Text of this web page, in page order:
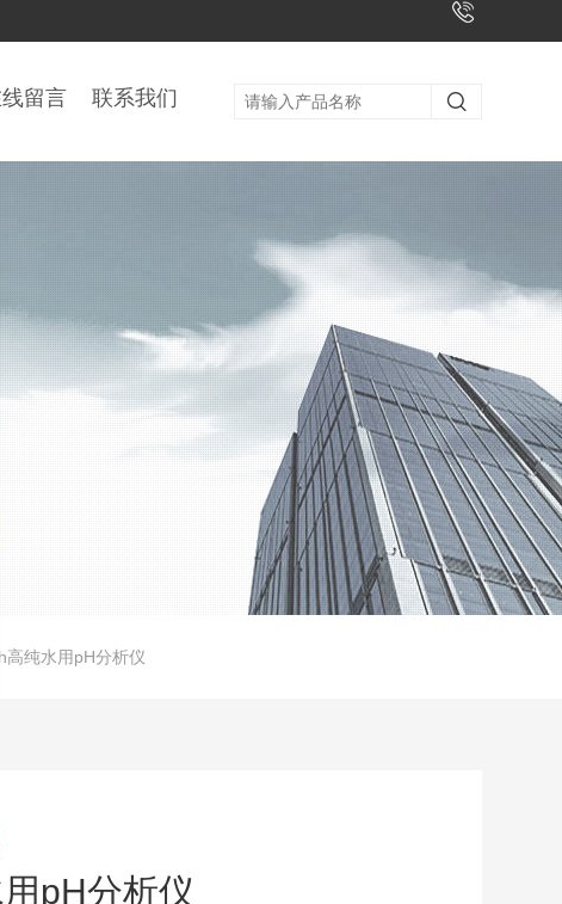
留言 联系我们
高纯水用pH分析仪
pH分析仪